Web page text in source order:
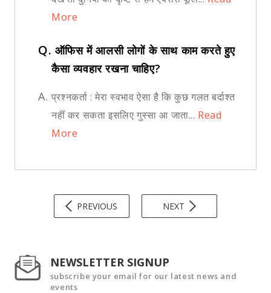
More
Q. ऑफिस में आलसी लोगों के साथ काम करते हुए
कैसा व्यवहार रखना चाहिए?
A. प्रश्नकर्ता : मेरा स्वभाव ऐसा है कि कुछ गलत बर्दाश्त
नहीं कर सकता इसलिए गुस्सा आ जाता... Read
More
PREVIOUS NEXT
NEWSLETTER SIGNUP
subscribe your email for our latest news and
events